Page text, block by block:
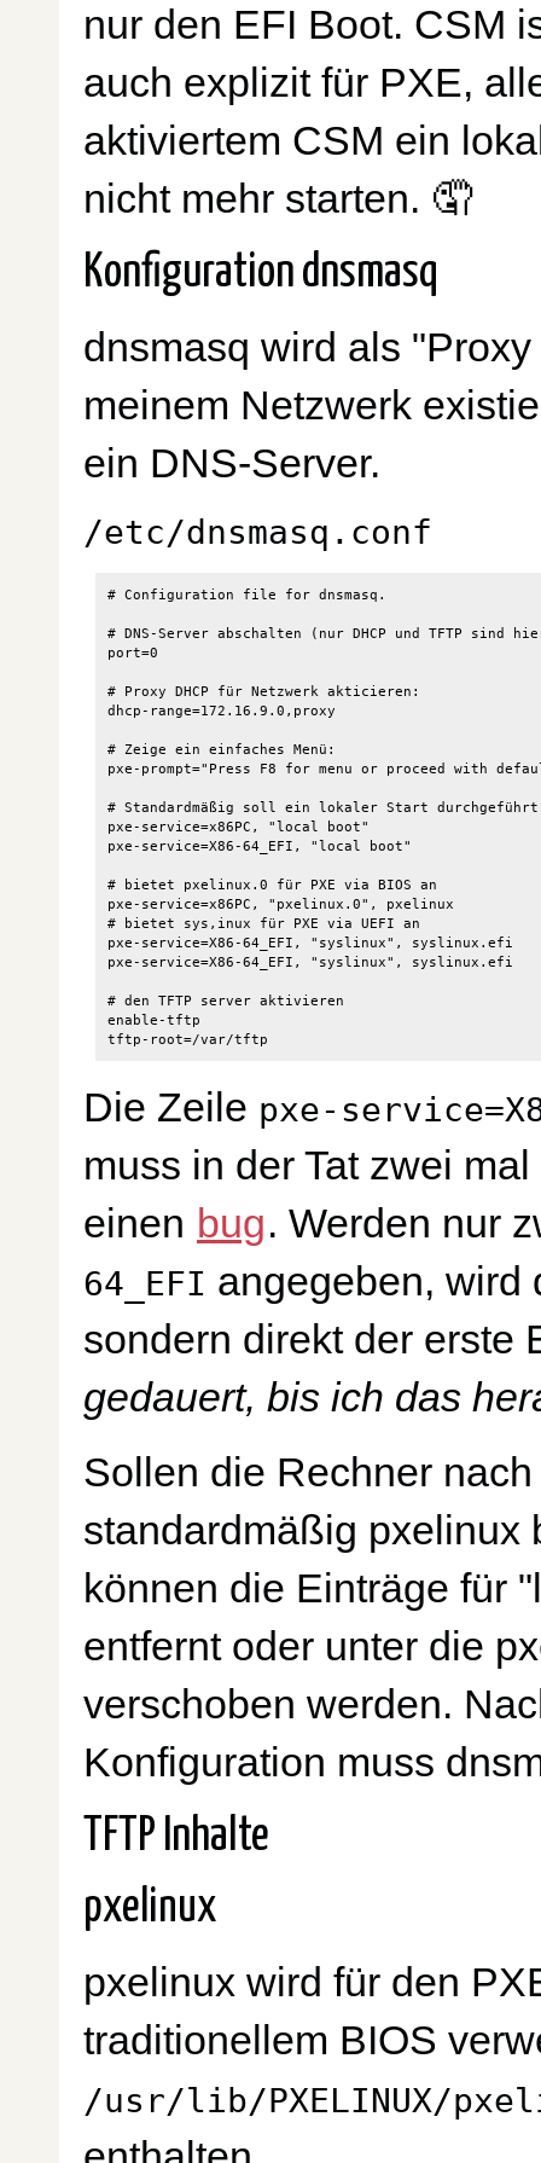
nur den EFI Boot. CSM
auch explizit für PXE,
aktiviertem CSM ein
nicht mehr starten. 🤦
Konfiguration dnsmasq
dnsmasq wird als
meinem Netzwerk
ein DNS-Server.
/etc/dnsmasq.conf
# Configuration file for dnsmasq.
# DNS-Server abschalten (nur DHCP und TFTP sind
port=0
# Proxy DHCP für Netzwerk akticieren:
dhcp-range=172.16.9.0,proxy
# Zeige ein einfaches Menü:
pxe-prompt="Press F8 for menu or proceed with
# Standardmäßig soll ein lokaler Start durchgeführt
pxe-service=x86PC, "local boot"
pxe-service=X86-64_EFI, "local boot"
# bietet pxelinux.0 für PXE via BIOS an
pxe-service=x86PC, "pxelinux.0", pxelinux
# bietet sys,inux für PXE via UEFI an
pxe-service=X86-64_EFI, "syslinux", syslinux.efi
pxe-service=X86-64_EFI, "syslinux", syslinux.efi
# den TFTP server aktivieren
enable-tftp
Die Zeile pxe-
muss in der Tat zwei
einen bug. Werden nur
64_EFI angegeben, wird
sondern direkt der erste
gedauert, bis ich das
Sollen die Rechner
standardmäßig pxelinux
können die Einträge für
entfernt oder unter die
verschoben werden.
Konfiguration muss
TFTP Inhalte
pxelinux
pxelinux wird für den
traditionellem BIOS
/usr/lib/PXELINUX/